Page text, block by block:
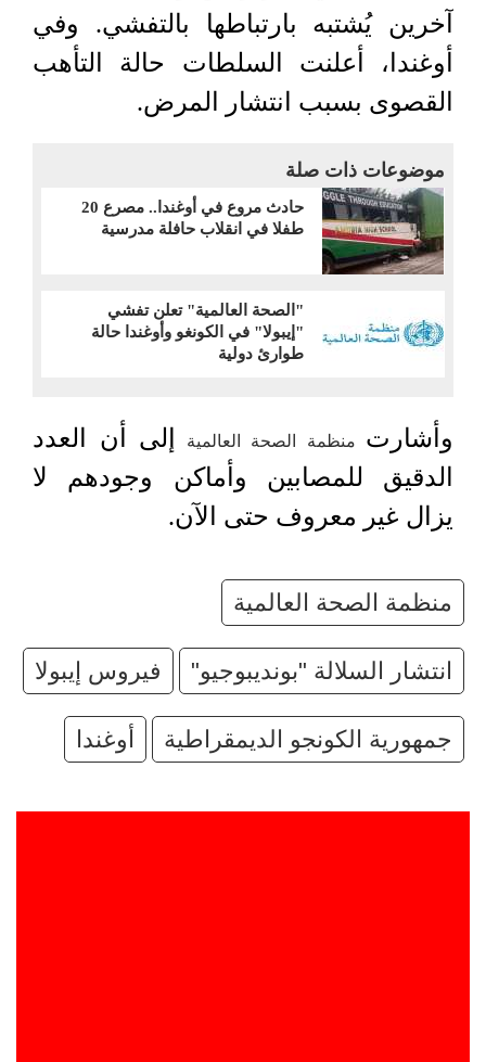
آخرين يُشتبه بارتباطها بالتفشي. وفي
أوغندا، أعلنت السلطات حالة التأهب
القصوى بسبب انتشار المرض.
موضوعات ذات صلة
حادث مروع في أوغندا.. مصرع 20
طفلا في انقلاب حافلة مدرسية
"الصحة العالمية" تعلن تفشي
"إيبولا" في الكونغو وأوغندا حالة
طوارئ دولية
وأشارت منظمة الصحة العالمية
إلى أن العدد
الدقيق للمصابين وأماكن وجودهم لا
يزال غير معروف حتى الآن.
منظمة الصحة العالمية
انتشار ⁠السلالة "بونديبوجيو" فيروس ​إيبولا
جمهورية الكونجو ⁠الديمقراطية أوغندا